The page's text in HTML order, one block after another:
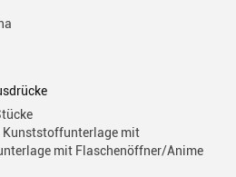
mit
mit Flaschenöffner/Anime